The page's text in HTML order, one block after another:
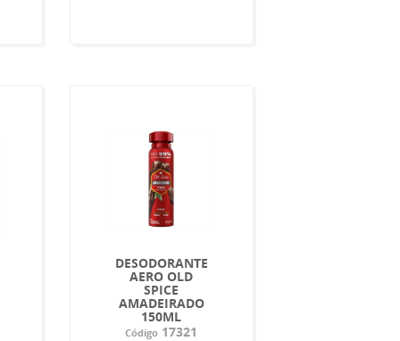
DESODORANTE
AERO OLD
SPICE
AMADEIRADO
150ML
Código 17321